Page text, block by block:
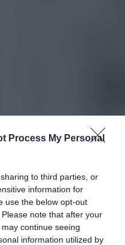
Process My Personal
to third parties, or
information for
use the below opt-out
note that after your
continue seeing
information utilized by